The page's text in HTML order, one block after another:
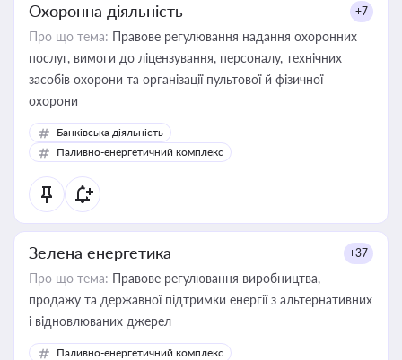
Охоронна діяльність +7
Про що тема: Правове регулювання надання охоронних
послуг, вимоги до ліцензування, персоналу, технічних
засобів охорони та організації пультової й фізичної
охорони
Банківська діяльність
Паливно-енергетичний комплекс
Зелена енергетика +37
Про що тема: Правове регулювання виробництва,
продажу та державної підтримки енергії з альтернативних
і відновлюваних джерел
Паливно-енергетичний комплекс